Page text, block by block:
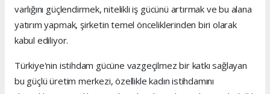
varlığını güçlendirmek, nitelikli iş gücünü artırmak ve bu alana
yatırım yapmak, şirketin temel önceliklerinden biri olarak
kabul ediliyor.
Türkiye'nin istihdam gücüne vazgeçilmez bir katkı sağlayan
bu güçlü üretim merkezi, özellikle kadın istihdamını